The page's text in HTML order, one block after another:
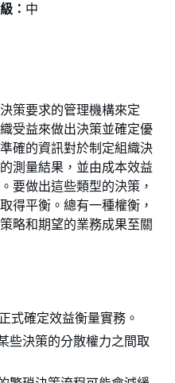
： 中
策要求的管理機構來定
受益來做出決策並確定優
確的資訊對於制定組織決
測量結果，並由成本效益
要做出這些類型的決策，
得平衡。總有一種權衡，
略和期望的業務成果至關
式確定效益衡量實務。
些決策的分散權力之間取